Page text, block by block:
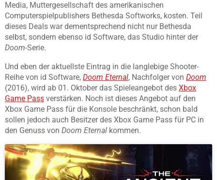
Media, Muttergesellschaft des amerikanischen
Computerspielpublishers Bethesda Softworks, kosten. Teil
dieses Deals war dementsprechend nicht nur Bethesda
selbst, sondern ebenso id Software, das Studio hinter der
Doom-Serie.
Und eben der aktuellste Eintrag in die langlebige Shooter-
Reihe von id Software, Doom Eternal, Nachfolger von Doom
(2016), wird ab 01. Oktober das Spieleangebot des Xbox
Game Pass verstärken. Noch ist dieses Angebot auf den
Xbox Game Pass für die Konsole beschränkt, schon bald
sollen jedoch auch Besitzer des Xbox Game Pass für PC in
den Genuss von Doom Eternal kommen.